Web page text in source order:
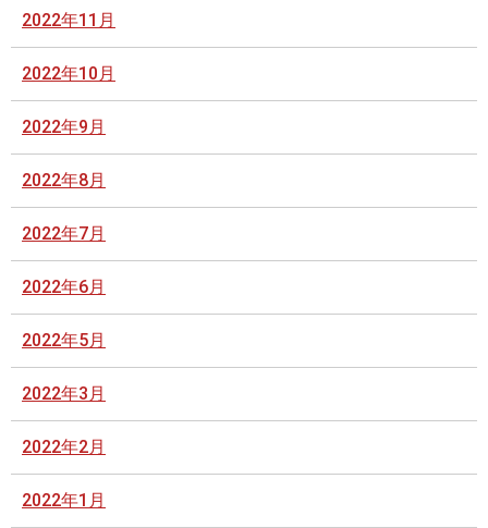
2022年11月
2022年10月
2022年9月
2022年8月
2022年7月
2022年6月
2022年5月
2022年3月
2022年2月
2022年1月